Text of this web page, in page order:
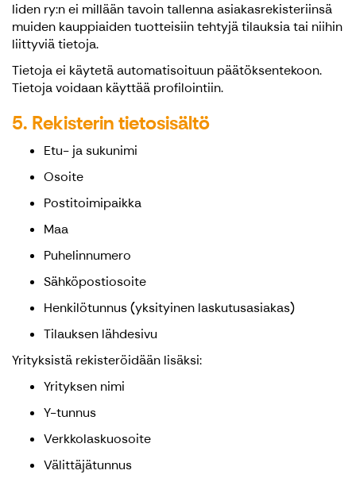
Iiden ry:n ei millään tavoin tallenna asiakasrekisteriinsä
muiden kauppiaiden tuotteisiin tehtyjä tilauksia tai niihin
liittyviä tietoja.
Tietoja ei käytetä automatisoituun päätöksentekoon.
Tietoja voidaan käyttää profilointiin.
5. Rekisterin tietosisältö
Etu- ja sukunimi
Osoite
Postitoimipaikka
Maa
Puhelinnumero
Sähköpostiosoite
Henkilötunnus (yksityinen laskutusasiakas)
Tilauksen lähdesivu
Yrityksistä rekisteröidään lisäksi:
Yrityksen nimi
Y-tunnus
Verkkolaskuosoite
Välittäjätunnus